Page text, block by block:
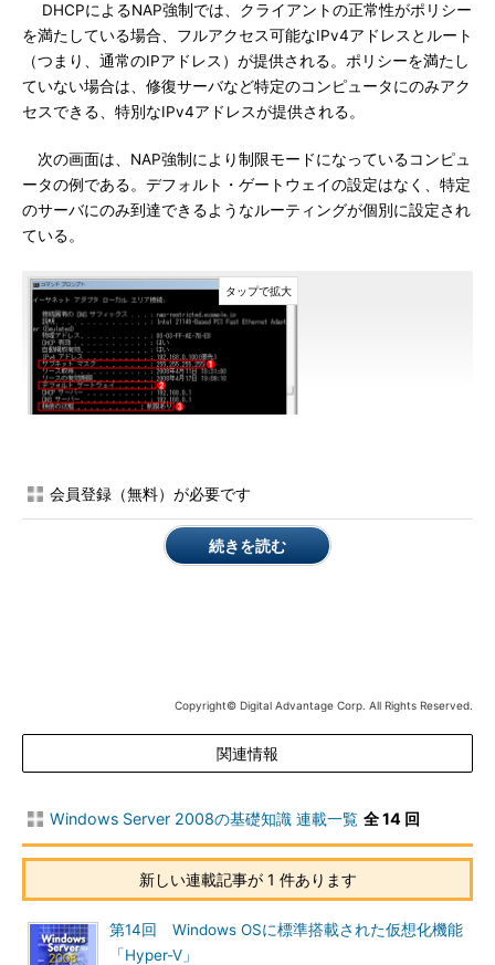
DHCPによるNAP強制では、クライアントの正常性がポリシー
を満たしている場合、フルアクセス可能なIPv4アドレスとルート
（つまり、通常のIPアドレス）が提供される。ポリシーを満たし
ていない場合は、修復サーバなど特定のコンピュータにのみアク
セスできる、特別なIPv4アドレスが提供される。
次の画面は、NAP強制により制限モードになっているコンピュ
ータの例である。デフォルト・ゲートウェイの設定はなく、特定
のサーバにのみ到達できるようなルーティングが個別に設定され
ている。
これは制限されたアクセス状態にあるコンピュー
せたところ。ポリシーが満たされていない場合、D
HCPにより、通常のIPv4アドレスではなく、特定
検疫の状態が「制限あり」となり、NAP
強制の状態になっていることが分かる。
会員登録（無料）が必要です
続きを読む
Copyright© Digital Advantage Corp. All Rights Reserved.
関連情報
Windows Server 2008の基礎知識 連載一覧 全 14 回
新しい連載記事が 1 件あります
第14回 Windows OSに標準搭載された仮想化機能
「Hyper-V」